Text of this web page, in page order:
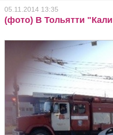
05.11.2014 13:35
(фото) В Тольятти